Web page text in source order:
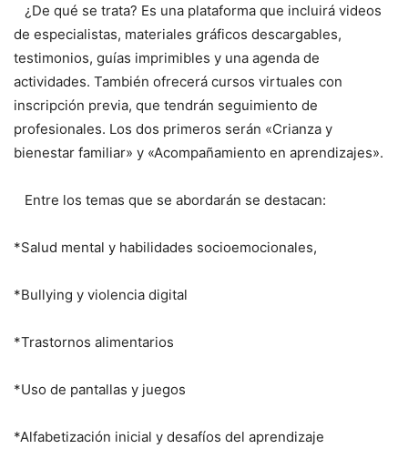
¿De qué se trata? Es una plataforma que incluirá videos
de especialistas, materiales gráficos descargables,
testimonios, guías imprimibles y una agenda de
actividades. También ofrecerá cursos virtuales con
inscripción previa, que tendrán seguimiento de
profesionales. Los dos primeros serán «Crianza y
bienestar familiar» y «Acompañamiento en aprendizajes».
Entre los temas que se abordarán se destacan:
*Salud mental y habilidades socioemocionales,
*Bullying y violencia digital
*Trastornos alimentarios
*Uso de pantallas y juegos
*Alfabetización inicial y desafíos del aprendizaje